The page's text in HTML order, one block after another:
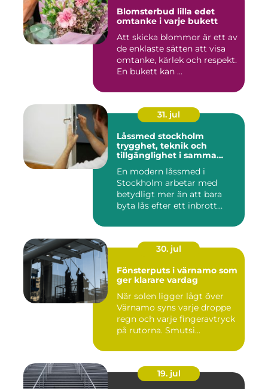
Blomsterbud lilla edet
omtanke i varje bukett
Att skicka blommor är ett av
de enklaste sätten att visa
omtanke, kärlek och respekt.
En bukett kan ...
31. jul
Låssmed stockholm
trygghet, teknik och
tillgänglighet i samma
En modern låssmed i
Stockholm arbetar med
betydligt mer än att bara
byta lås efter ett inbrott
30. jul
Fönsterputs i värnamo som
ger klarare vardag
När solen ligger lågt över
Värnamo syns varje droppe
regn och varje fingeravtryck
på rutorna. Smutsi...
19. jul